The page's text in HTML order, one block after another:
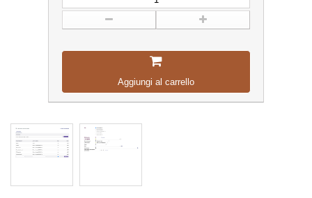
Aggiungi al carrello